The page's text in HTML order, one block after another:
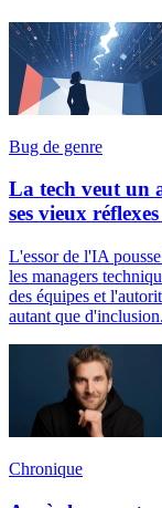
Bug de genre
La tech veut un
ses vieux réflexes
L'essor de l'IA
les managers
des équipes et
autant que
Chronique